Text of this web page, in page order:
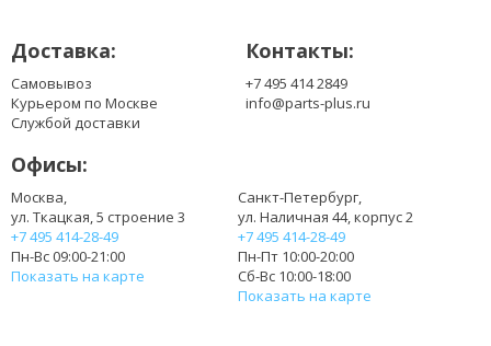
Доставка:
Самовывоз
Курьером по Москве
Службой доставки
Контакты:
+7 495 414 2849
info@parts-plus.ru
Офисы:
Москва,
ул. Ткацкая, 5 строение 3
+7 495 414-28-49
Пн-Вс 09:00-21:00
Показать на карте
Санкт-Петербург,
ул. Наличная 44, корпус 2
+7 495 414-28-49
Пн-Пт 10:00-20:00
Сб-Вс 10:00-18:00
Показать на карте